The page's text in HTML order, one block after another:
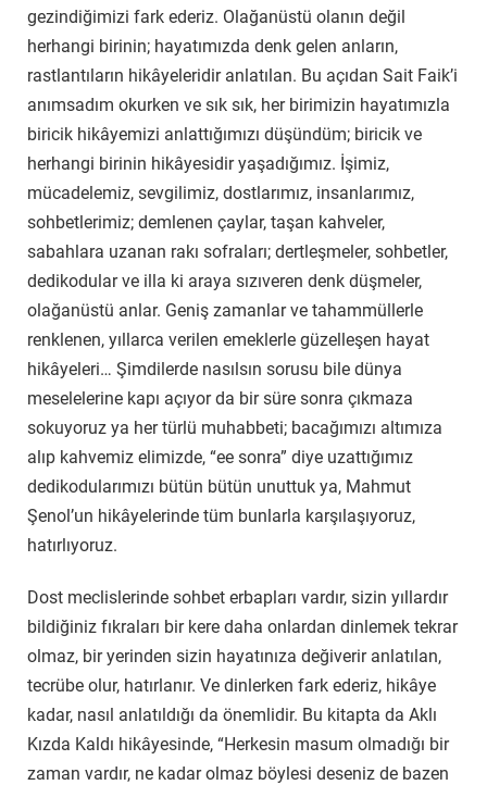
gezindiğimizi fark ederiz. Olağanüstü olanın değil
herhangi birinin; hayatımızda denk gelen anların,
rastlantıların hikâyeleridir anlatılan. Bu açıdan Sait Faik’i
anımsadım okurken ve sık sık, her birimizin hayatımızla
biricik hikâyemizi anlattığımızı düşündüm; biricik ve
herhangi birinin hikâyesidir yaşadığımız. İşimiz,
mücadelemiz, sevgilimiz, dostlarımız, insanlarımız,
sohbetlerimiz; demlenen çaylar, taşan kahveler,
sabahlara uzanan rakı sofraları; dertleşmeler, sohbetler,
dedikodular ve illa ki araya sızıveren denk düşmeler,
olağanüstü anlar. Geniş zamanlar ve tahammüllerle
renklenen, yıllarca verilen emeklerle güzelleşen hayat
hikâyeleri… Şimdilerde nasılsın sorusu bile dünya
meselelerine kapı açıyor da bir süre sonra çıkmaza
sokuyoruz ya her türlü muhabbeti; bacağımızı altımıza
alıp kahvemiz elimizde, “ee sonra” diye uzattığımız
dedikodularımızı bütün bütün unuttuk ya, Mahmut
Şenol’un hikâyelerinde tüm bunlarla karşılaşıyoruz,
hatırlıyoruz.
Dost meclislerinde sohbet erbapları vardır, sizin yıllardır
bildiğiniz fıkraları bir kere daha onlardan dinlemek tekrar
olmaz, bir yerinden sizin hayatınıza değiverir anlatılan,
tecrübe olur, hatırlanır. Ve dinlerken fark ederiz, hikâye
kadar, nasıl anlatıldığı da önemlidir. Bu kitapta da Aklı
Kızda Kaldı hikâyesinde, “Herkesin masum olmadığı bir
zaman vardır, ne kadar olmaz böylesi deseniz de bazen